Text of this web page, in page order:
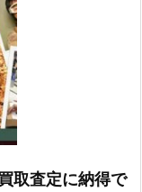
取査定に納得で